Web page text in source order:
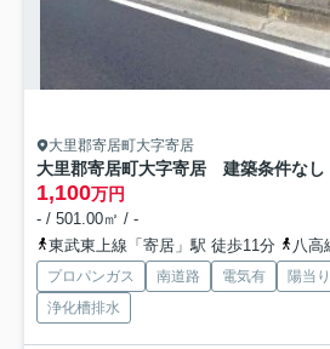
大里郡寄居町大字寄居
1,100万円
- / 501.00㎡ / -
東武東上線「寄居」駅 徒歩11分
八高
プロパンガス 南道路 電気有 陽当
浄化槽排水